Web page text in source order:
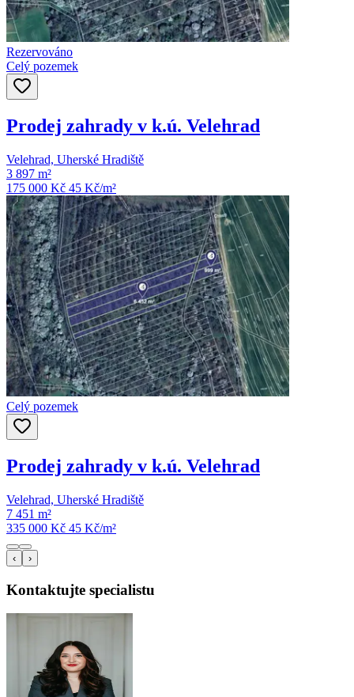
Rezervováno
Celý pozemek
Prodej zahrady v k.ú. Velehrad
Velehrad, Uherské Hradiště
3 897 m²
175 000 Kč 45 Kč/m²
Celý pozemek
Prodej zahrady v k.ú. Velehrad
Velehrad, Uherské Hradiště
7 451 m²
335 000 Kč 45 Kč/m²
‹ ›
Kontaktujte specialistu